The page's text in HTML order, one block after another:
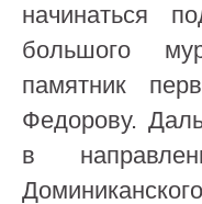
начинаться
большого
памятник
Федорову.
в